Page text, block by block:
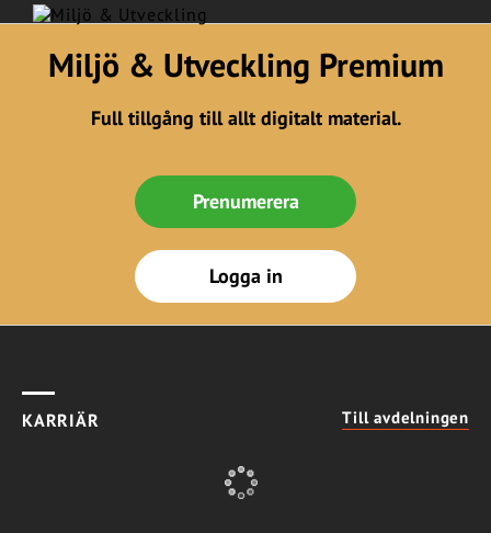
Miljö & Utveckling Premium
Full tillgång till allt digitalt material.
Prenumerera
Logga in
KARRIÄR Till avdelningen